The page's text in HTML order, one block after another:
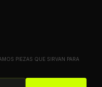
PIEZAS QUE SIRVAN PARA